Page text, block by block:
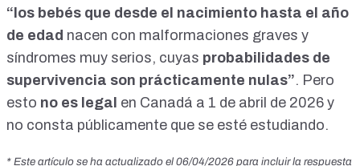
“los bebés que desde el nacimiento hasta el año
de edad nacen con malformaciones graves y
síndromes muy serios, cuyas probabilidades de
supervivencia son prácticamente nulas”. Pero
esto no es legal en Canadá a 1 de abril de 2026 y
no consta públicamente que se esté estudiando.
* Este artículo se ha actualizado el 06/04/2026 para incluir la respuesta